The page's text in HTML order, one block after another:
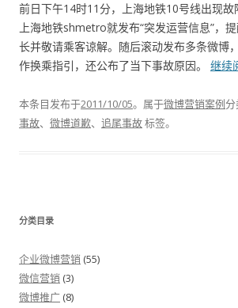
前日下午14时11分，上海地铁10号线出现故
上海地铁shmetro就发布“突发运营信息”，
长并敬请乘客谅解。随后滚动发布多条微博
作换乘指引，还公布了当下事故原因。 继续
本条目发布于2011/10/05。属于微博营销案例分
事故、 微博道歉、 追尾事故标签。
分类目录
企业微博营销 (55)
微信营销 (3)
微博推广 (8)